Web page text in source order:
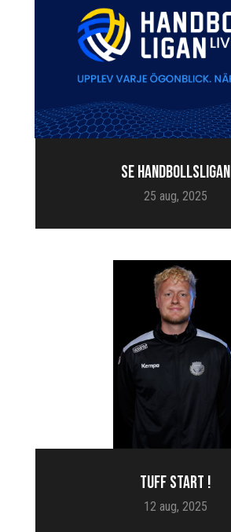
SE HANDBOLLSLIGAN
25 aug, 2025
TUFF START !
12 aug, 2025